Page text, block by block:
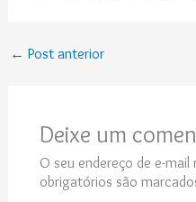
← Post anterior
Deixe um
O seu endereço de e-mail
obrigatórios são